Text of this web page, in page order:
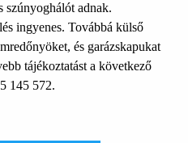
szúnyoghálót adnak.
ingyenes. Továbbá külső
és garázskapukat
tájékoztatást a következő
145 572.